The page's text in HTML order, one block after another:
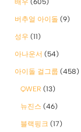
배우 (605)
버추얼 아이돌 (9)
성우 (11)
아나운서 (54)
아이돌 걸그룹 (458)
QWER (13)
뉴진스 (46)
블랙핑크 (17)